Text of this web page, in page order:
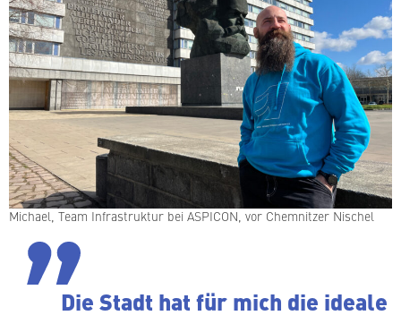
Michael, Team In­fra­struk­tur bei ASPICON, vor Chem­nit­zer Nischel
Die Stadt hat für mich die ideale